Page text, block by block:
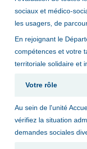
sociaux et médico-
les usagers, de
En rejoignant le
compétences et votre
territoriale solidaire et
Votre rôle
Au sein de l'unité
vérifiez la situation
demandes sociales